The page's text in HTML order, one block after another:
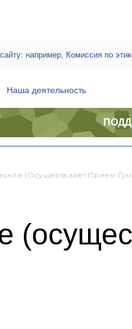
Наша деятельность
(осуществляет Прием